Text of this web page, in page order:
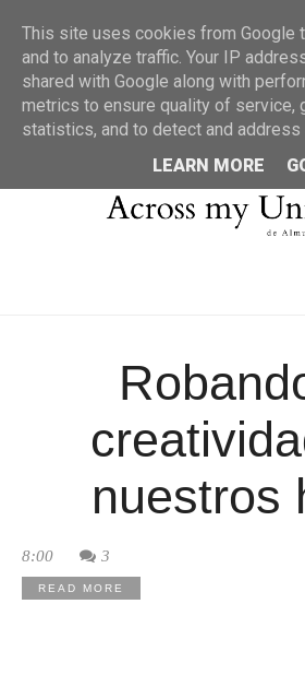
MENU
nuestros
8:00 3
READ MORE
This site uses cookies from Google
and to analyze traffic. Your IP
shared with Google along with
metrics to ensure quality of service,
statistics, and to detect and address
LEARN MORE